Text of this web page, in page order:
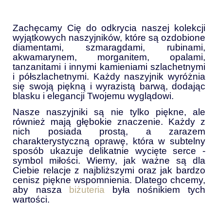
Zachęcamy Cię do odkrycia naszej kolekcji
wyjątkowych naszyjników, które są ozdobione
diamentami, szmaragdami, rubinami,
akwamarynem, morganitem, opalami,
tanzanitami i innymi kamieniami szlachetnymi
i półszlachetnymi. Każdy naszyjnik wyróżnia
się swoją piękną i wyrazistą barwą, dodając
blasku i elegancji Twojemu wyglądowi.
Nasze naszyjniki są nie tylko piękne, ale
również mają głębokie znaczenie. Każdy z
nich posiada prostą, a zarazem
charakterystyczną oprawę, która w subtelny
sposób ukazuje delikatnie wycięte serce -
symbol miłości. Wiemy, jak ważne są dla
Ciebie relacje z najbliższymi oraz jak bardzo
cenisz piękne wspomnienia. Dlatego chcemy,
aby nasza
biżuteria była nośnikiem tych
wartości.